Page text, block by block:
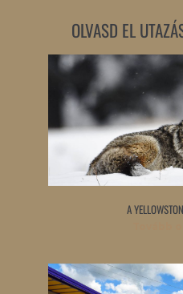
OLVASD EL
A